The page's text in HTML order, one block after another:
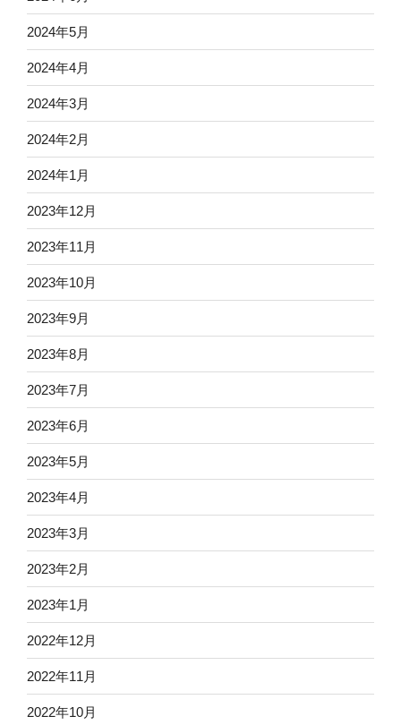
2024年5月
2024年4月
2024年3月
2024年2月
2024年1月
2023年12月
2023年11月
2023年10月
2023年9月
2023年8月
2023年7月
2023年6月
2023年5月
2023年4月
2023年3月
2023年2月
2023年1月
2022年12月
2022年11月
2022年10月